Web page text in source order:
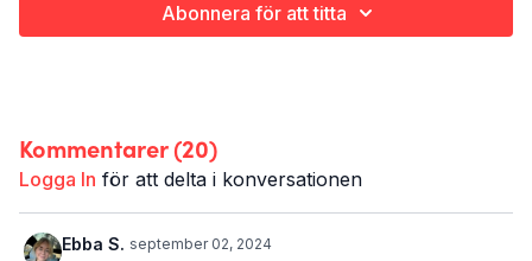
Det här är Myror i brallan:
Det här passet tillhör programmet
ju att köra på egen hand likaväl.
Abonnera för att titta
Kommentarer (20)
Logga In för att delta i konversationen
Ebba S. september 02, 2024